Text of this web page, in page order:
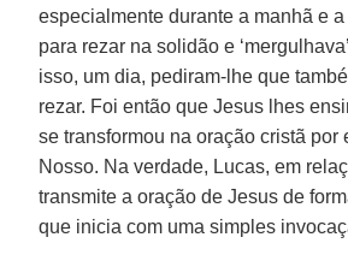
especialmente durante a manhã e
para rezar na solidão e
isso, um dia, pediram-lhe que
rezar. Foi então que Jesus lhes
se transformou na oração cristã por
Nosso. Na verdade, Lucas, em
transmite a oração de Jesus de
que inicia com uma simples